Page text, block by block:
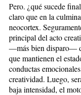
Pero. ¿qué sucede
claro que en la
neocortex.
principal del acto
—más bien disparo—
que mantienen el
conductas
creatividad. Luego,
baja intensidad, el